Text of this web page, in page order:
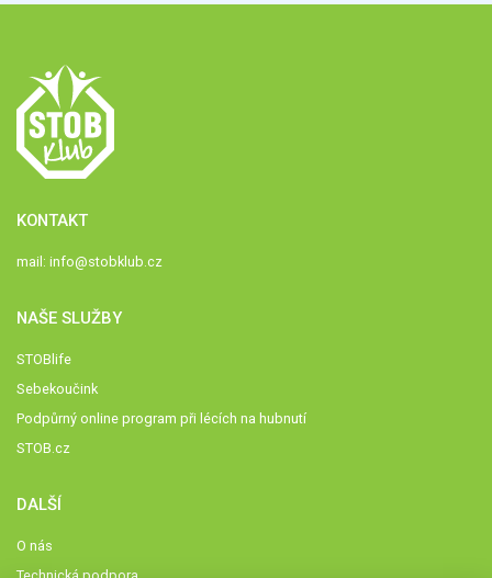
KONTAKT
mail: info@stobklub.cz
NAŠE SLUŽBY
STOBlife
Sebekoučink
Podpůrný online program při lécích na hubnutí
STOB.cz
DALŠÍ
O nás